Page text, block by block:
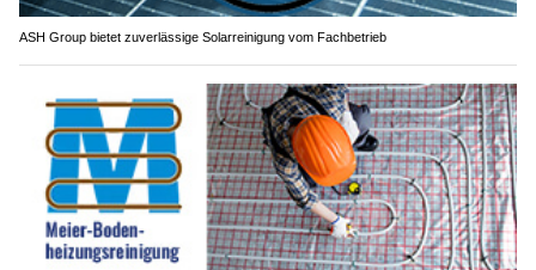
ASH Group bietet zuverlässige Solarreinigung vom Fachbetrieb